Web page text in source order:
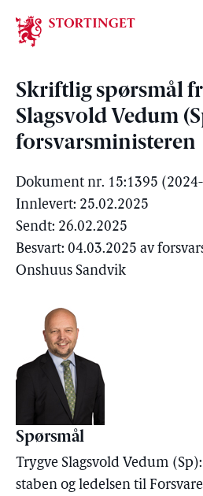
Stortinget.no
Skriftlig spørsmål
Slagsvold Vedum
forsvarsministeren
Dokument nr. 15:1395
Innlevert: 25.02.2025
Sendt: 26.02.2025
Besvart: 04.03.2025 av
Onshuus Sandvik
Spørsmål
Trygve Slagsvold Vedum
staben og ledelsen til